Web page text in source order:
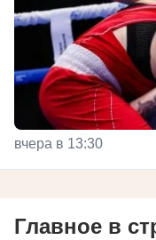
вчера в 13:30
Главное в